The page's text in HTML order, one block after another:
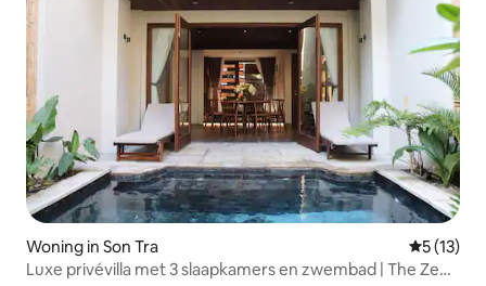
Woning in Son Tra
5 (13)
Luxe privévilla met 3 slaapkamers en zwembad | The Zen